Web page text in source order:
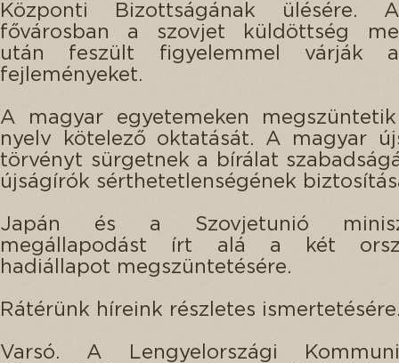
Központi Bizottságának ülésére.
fővárosban a szovjet küldöttség
után feszült figyelemmel várják
fejleményeket.
A magyar egyetemeken
nyelv kötelező oktatását. A magyar
törvényt sürgetnek a bírálat
újságírók sérthetetlenségének
Japán és a Szovjetunió
megállapodást írt alá a két
hadiállapot megszüntetésére.
Rátérünk híreink részletes
Varsó. A Lengyelországi